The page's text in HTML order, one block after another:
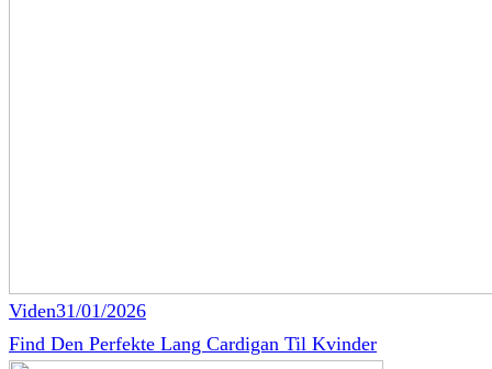
Viden31/01/2026
Find Den Perfekte Lang Cardigan Til Kvinder